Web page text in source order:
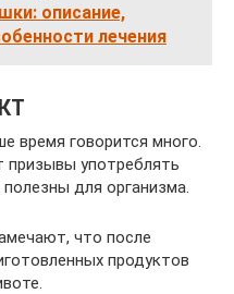
описание,
лечения
время говорится много.
призывы употреблять
для организма.
что после
продуктов